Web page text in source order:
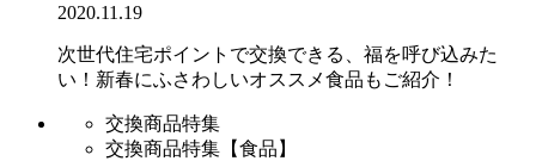
2020.11.19
次世代住宅ポイントで交換できる、福を呼び込みた
い！新春にふさわしいオススメ食品もご紹介！
交換商品特集
交換商品特集【食品】